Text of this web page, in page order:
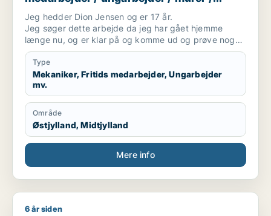
kundeservicemedarbejder
Jeg hedder Dion Jensen og er 17 år.
Jeg søger dette arbejde da jeg har gået hjemme
længe nu, og er klar på og komme ud og prøve noget.
Derfor søger jeg et arbejde. Jeg er villig til at tage
flere timer hvis det skulle være det.
Derfor sender jeg en ansøgning.
Jeg er en meget åben person efter jeg har flyttet
skole 2 gange.
Jeg er meget god med andre mennesker og klar på
diverse udfordringer.
Jeg er meget smilene og tænker for det meste
positivt.
Type
Mekaniker, Fritids medarbejder, Ungarbejder
mv.
Område
Østjylland, Midtjylland
Mere info
Isabella søger job som rengøringsassistent / kosmetolog/
6 år siden